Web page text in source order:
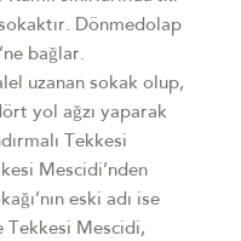
Dönmedolap
bağlar.
uzanan sokak olup,
yol ağzı yaparak
Tekkesi
Mescidi’nden
eski adı ise
Tekkesi Mescidi,